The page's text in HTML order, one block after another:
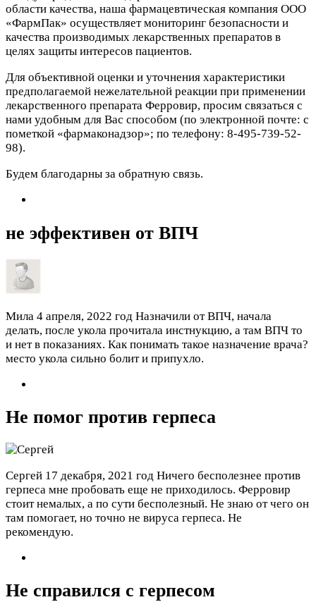
области качества, наша фармацевтическая компания ООО
«ФармПак» осуществляет мониторинг безопасности и
качества производимых лекарственных препаратов в
целях защиты интересов пациентов.
Для объективной оценки и уточнения характеристики
предполагаемой нежелательной реакции при применении
лекарственного препарата Ферровир, просим связаться с
нами удобным для Вас способом (по электронной почте: с
пометкой «фармаконадзор»; по телефону: 8-495-739-52-
98).
Будем благодарны за обратную связь.
не эффективен от ВПЧ
Мила 4 апреля, 2022 год Назначили от ВПЧ, начала
делать, после укола прочитала инстнукцию, а там ВПЧ то
и нет в показаниях. Как понимать такое назначение врача?
место укола сильно болит и припухло.
Не помог против герпеса
Сергей 17 декабря, 2021 год Ничего бесполезнее против
герпеса мне пробовать еще не приходилось. Ферровир
стоит немалых, а по сути бесполезный. Не знаю от чего он
там помогает, но точно не вируса герпеса. Не
рекомендую.
Не справился с герпесом